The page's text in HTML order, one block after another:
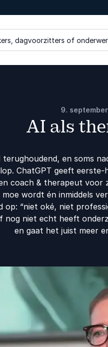
dagvoorzitters of
9.
AI als
en soms
ChatGPT geeft
coach & therapeut voor
wordt én inmiddels
op: “niet oké, niet
niet echt heeft
en gaat het juist meer